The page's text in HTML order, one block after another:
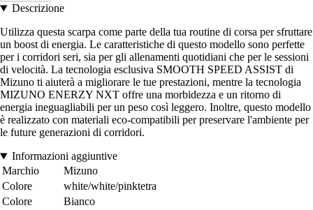
Descrizione
Utilizza questa scarpa come parte della tua routine di corsa per sfruttare
un boost di energia. Le caratteristiche di questo modello sono perfette
per i corridori seri, sia per gli allenamenti quotidiani che per le sessioni
di velocità. La tecnologia esclusiva SMOOTH SPEED ASSIST di
Mizuno ti aiuterà a migliorare le tue prestazioni, mentre la tecnologia
MIZUNO ENERZY NXT offre una morbidezza e un ritorno di
energia ineguagliabili per un peso così leggero. Inoltre, questo modello
è realizzato con materiali eco-compatibili per preservare l'ambiente per
le future generazioni di corridori.
Informazioni aggiuntive
Marchio
Mizuno
Colore
white/white/pinktetra
Colore
Bianco